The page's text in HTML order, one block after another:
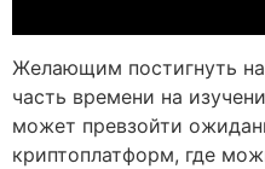
Желающим постигнуть
часть времени на
может превзойти
криптоплатформ, где